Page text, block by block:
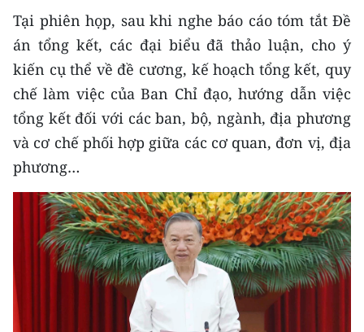
Media Giáo dục
Media Y tế
Media Khoa học - Công nghệ
Media Môi trường
Infographic
TIN MỚI
TIN ĐỊA PHƯƠNG
Tại phiên họp, sau khi nghe báo cáo tóm tắt Đề
án tổng kết, các đại biểu đã thảo luận, cho ý
kiến cụ thể về đề cương, kế hoạch tổng kết, quy
chế làm việc của Ban Chỉ đạo, hướng dẫn việc
tổng kết đối với các ban, bộ, ngành, địa phương
và cơ chế phối hợp giữa các cơ quan, đơn vị, địa
phương…